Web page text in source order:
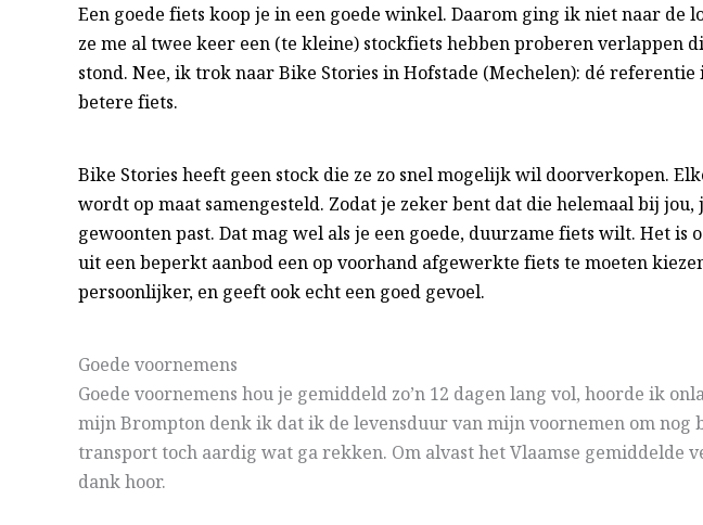
Een goede fiets koop je in een goede winkel. Daarom ging ik niet naar de
ze me al twee keer een (te kleine) stockfiets hebben proberen verlappen
stond. Nee, ik trok naarBike Stories in Hofstade (Mechelen): dé
betere fiets.
Bike Stories heeft geen stock die ze zo snel mogelijk wil doorverkopen.
wordt op maat samengesteld. Zodat je zeker bent dat die helemaal bij jou,
gewoonten past. Dat mag wel als je een goede, duurzame fiets wilt. Het is
uit een beperkt aanbod een op voorhand afgewerkte fiets te moeten
persoonlijker, en geeft ook echt een goed gevoel.
Goede voornemens
Goede voornemens hou je gemiddeld zo’n 12 dagen lang vol, hoorde ik
mijn Brompton denk ik dat ik de levensduur van mijn voornemen om nog
transport toch aardig wat ga rekken. Om alvast het Vlaamse gemiddelde
dank hoor.